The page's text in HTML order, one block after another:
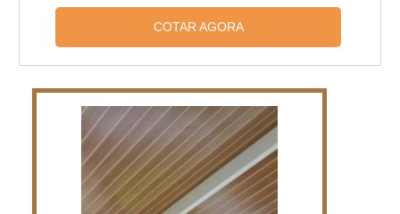
instalar e possui diversas opções de cores
e texturas. O forro PVC branco é ideal para
disso, ele é muito versátil, pois pode ser
instalado em qualquer tipo de ambiente,
desde salas de estar até banheiros.
COTAR AGORA